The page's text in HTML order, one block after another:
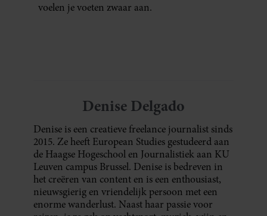
voelen je voeten zwaar aan.
Denise Delgado
Denise is een creatieve freelance journalist sinds
2015. Ze heeft European Studies gestudeerd aan
de Haagse Hogeschool en Journalistiek aan KU
Leuven campus Brussel. Denise is bedreven in
het creëren van content en is een enthousiast,
nieuwsgierig en vriendelijk persoon met een
enorme wanderlust. Naast haar passie voor